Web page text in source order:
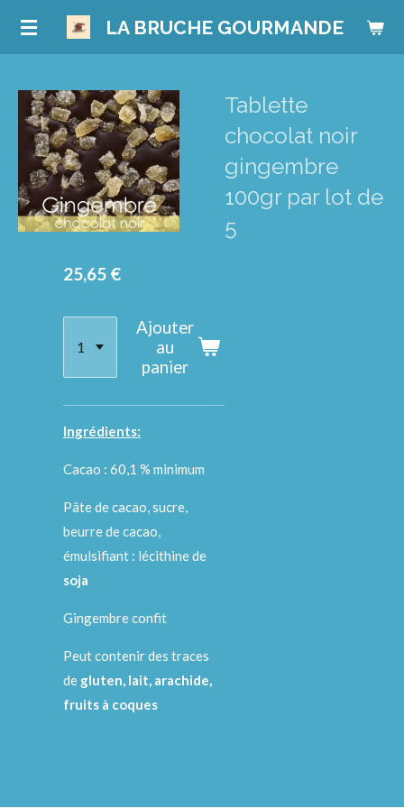
Passer
principal
LA BRUCHE GOURMANDE
Tablette
chocolat noir
gingembre
100gr par lot de
5
25,65 €
Ajouter
au
panier
Ingrédients:
Cacao : 60,1 % minimum
Pâte de cacao, sucre,
beurre de cacao,
émulsifiant : lécithine de
soja
Gingembre confit
Peut contenir des traces
de gluten, lait, arachide,
fruits à coques